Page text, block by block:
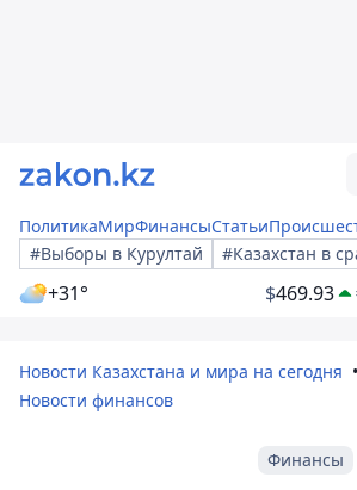
ПолитикаМирФинансыСтатьи
#Выборы в Курултай
#Казахстан в
+31° $469.93
Новости Казахстана и мира на сегодня
Новости финансов
Финансы